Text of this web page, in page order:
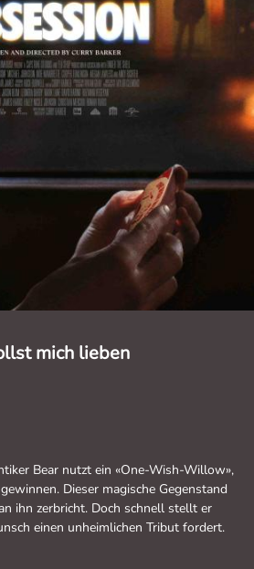
mich lieben
Bear nutzt ein «One-Wish-Willow»,
Dieser magische Gegenstand
ihn zerbricht. Doch schnell stellt er
einen unheimlichen Tribut fordert.